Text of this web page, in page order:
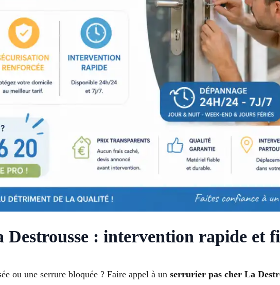
: intervention rapide et
ou une serrure bloquée ? Faire appel à un serrurier pas cher La